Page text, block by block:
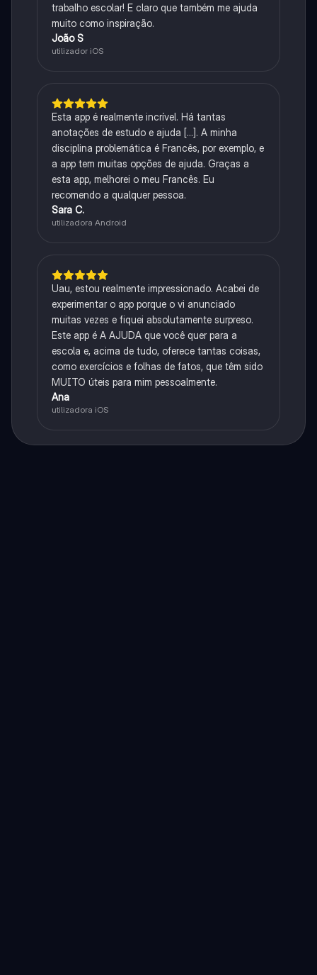
trabalho escolar! E claro que também me ajuda
muito como inspiração.
João S
utilizador iOS
Esta app é realmente incrível. Há tantas
anotações de estudo e ajuda [...]. A minha
disciplina problemática é Francês, por exemplo, e
a app tem muitas opções de ajuda. Graças a
esta app, melhorei o meu Francês. Eu
recomendo a qualquer pessoa.
Sara C.
utilizadora Android
Uau, estou realmente impressionado. Acabei de
experimentar o app porque o vi anunciado
muitas vezes e fiquei absolutamente surpreso.
Este app é A AJUDA que você quer para a
escola e, acima de tudo, oferece tantas coisas,
como exercícios e folhas de fatos, que têm sido
MUITO úteis para mim pessoalmente.
Ana
utilizadora iOS